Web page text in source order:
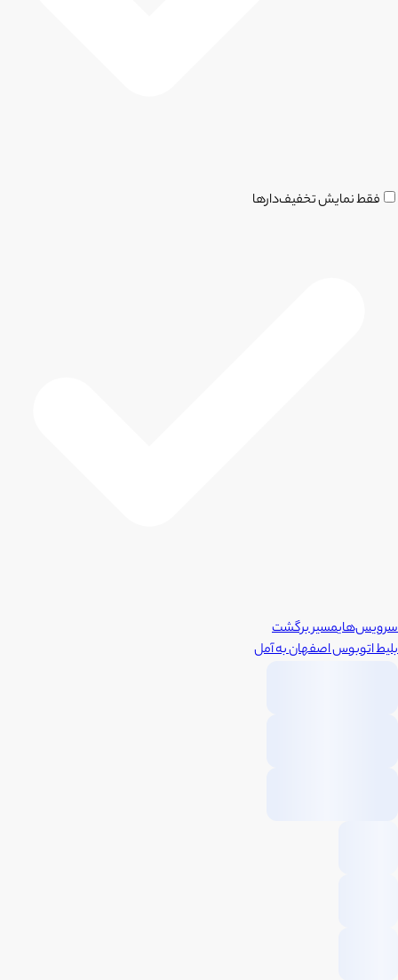
فقط نمایش تخفیف‌دارها
سرویس‌هایمسیر برگشت
بلیط اتوبوساصفهانبهآمل